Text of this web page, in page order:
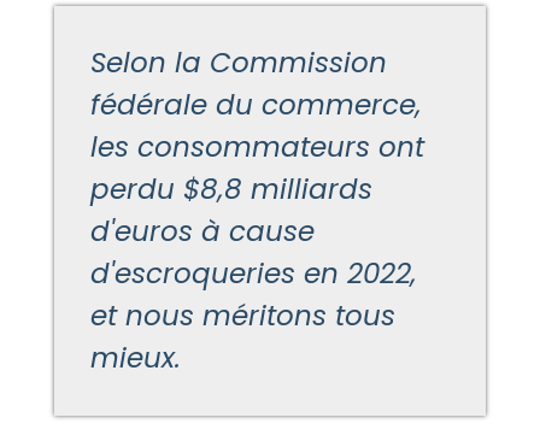
Selon la Commission
fédérale du commerce,
les consommateurs ont
perdu $8,8 milliards
d'euros à cause
d'escroqueries en 2022,
et nous méritons tous
mieux.